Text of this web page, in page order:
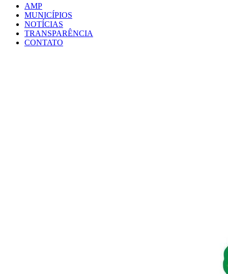
AMP
MUNICÍPIOS
NOTÍCIAS
TRANSPARÊNCIA
CONTATO